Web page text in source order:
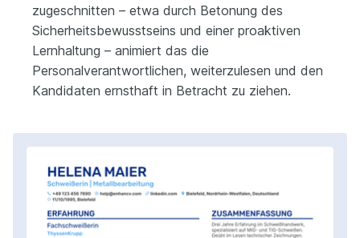
zugeschnitten – etwa durch Betonung des
Sicherheitsbewusstseins und einer proaktiven
Lernhaltung – animiert das die
Personalverantwortlichen, weiterzulesen und den
Kandidaten ernsthaft in Betracht zu ziehen.